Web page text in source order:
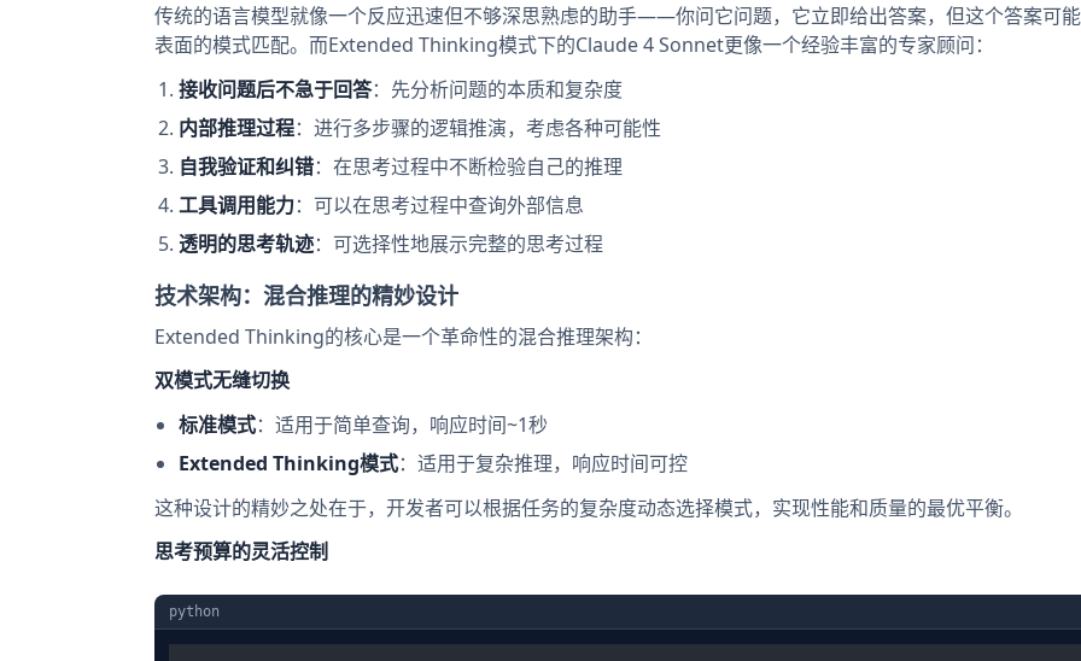
传统的语言模型就像一个反应迅速但不够深思熟虑的助手——你问它问题，它立即给出答案，但这个答案可
表面的模式匹配。而Extended Thinking模式下的Claude 4 Sonnet更像一个经验丰富的专家顾问：
接收问题后不急于回答：先分析问题的本质和复杂度
内部推理过程：进行多步骤的逻辑推演，考虑各种可能性
自我验证和纠错：在思考过程中不断检验自己的推理
工具调用能力：可以在思考过程中查询外部信息
透明的思考轨迹：可选择性地展示完整的思考过程
技术架构：混合推理的精妙设计
Extended Thinking的核心是一个革命性的混合推理架构：
双模式无缝切换
标准模式：适用于简单查询，响应时间~1秒
Extended Thinking模式：适用于复杂推理，响应时间可控
这种设计的精妙之处在于，开发者可以根据任务的复杂度动态选择模式，实现性能和质量的最优平衡。
思考预算的灵活控制
python